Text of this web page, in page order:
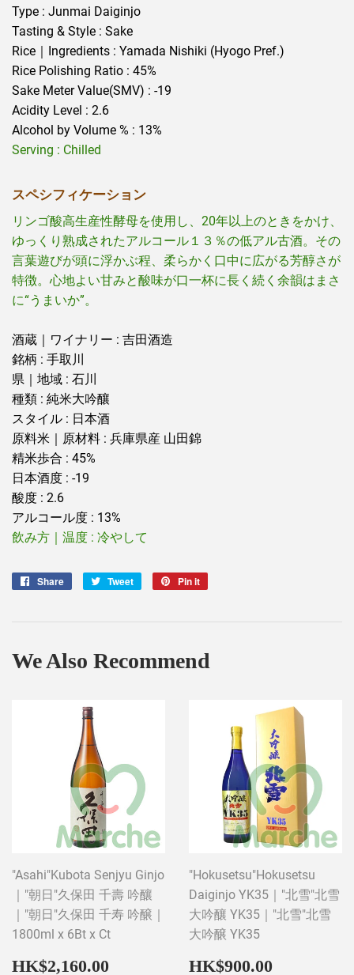
Type : Junmai Daiginjo
Tasting & Style : Sake
Rice｜Ingredients : Yamada Nishiki (Hyogo Pref.)
Rice Polishing Ratio : 45%
Sake Meter Value(SMV) : -19
Acidity Level : 2.6
Alcohol by Volume % : 13%
Serving : Chilled
スペシフィケーション
リンゴ酸高生産性酵母を使用し、20年以上のときをかけ、
ゆっくり熟成されたアルコール１３％の低アル古酒。その
言葉遊びが頭に浮かぶ程、柔らかく口中に広がる芳醇さが
特徴。心地よい甘みと酸味が口一杯に長く続く余韻はまさ
に“うまいか”。
酒蔵｜ワイナリー : 吉田酒造
銘柄 : 手取川
県｜地域 : 石川
種類 : 純米大吟釀
スタイル : 日本酒
原料米｜原材料 : 兵庫県産 山田錦
精米歩合 : 45%
日本酒度 : -19
酸度 : 2.6
アルコール度 : 13%
飲み方｜温度 : 冷やして
Share
Share
Tweet
Tweet
Pin it
We Also Recommend
"Asahi"Kubota Senjyu Ginjo
｜"朝日"久保田 千壽 吟釀
｜"朝日"久保田 千寿 吟醸｜
1800ml x 6Bt x Ct
Regular
HK$2,160.00 HK$2,160.00
"Hokusetsu"Hokusetsu
Daiginjo YK35｜"北雪"北雪
大吟釀 YK35｜"北雪"北雪
大吟醸 YK35
Regular
HK$900.00